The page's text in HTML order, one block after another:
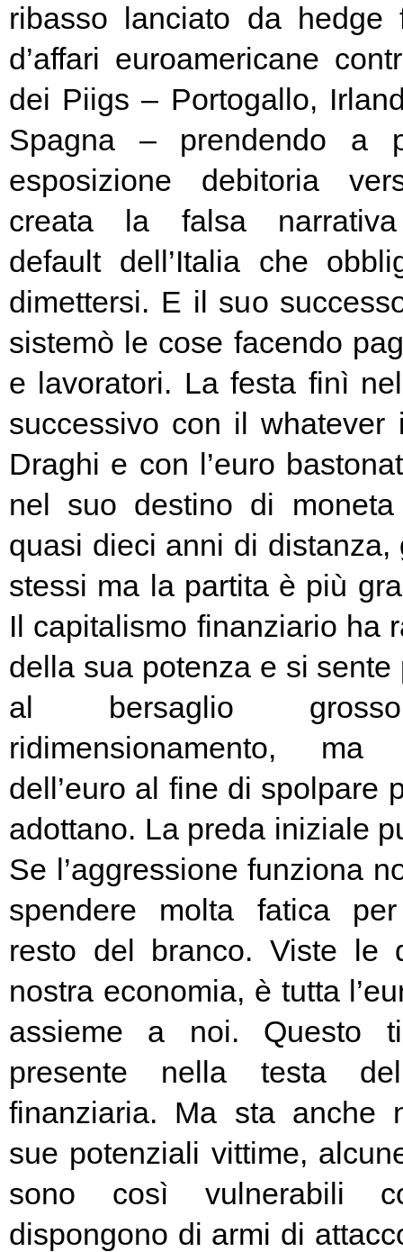
ribasso lanciato da hedge
d’affari euroamericane
dei Piigs – Portogallo,
Spagna – prendendo a
esposizione debitoria
creata la falsa narrativa
default dell’Italia che
dimettersi. E il suo
sistemò le cose facendo
e lavoratori. La festa finì
successivo con il whatever
Draghi e con l’euro
nel suo destino di
quasi dieci anni di
stessi ma la partita è più
Il capitalismo finanziario ha
della sua potenza e si sente
al bersaglio
ridimensionamento,
dell’euro al fine di spolpare
adottano. La preda iniziale
Se l’aggressione funziona
spendere molta fatica
resto del branco. Viste le
nostra economia, è tutta
assieme a noi. Questo
presente nella testa
finanziaria. Ma sta anche
sue potenziali vittime,
sono così vulnerabili
dispongono di armi di